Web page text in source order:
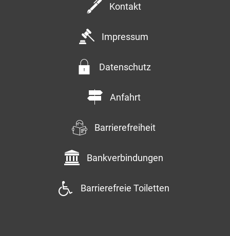
Kontakt
Impressum
Datenschutz
Anfahrt
Barrierefreiheit
Bankverbindungen
Barrierefreie Toiletten